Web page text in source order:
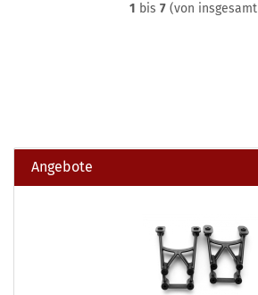
1 bis 7(von insgesamt
Angebote